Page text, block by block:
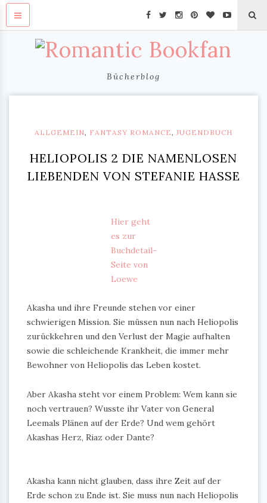
Bücherblog
ALLGEMEIN, FANTASY ROMANCE, JUGENDBUCH
HELIOPOLIS 2 DIE NAMENLOSEN
LIEBENDEN VON STEFANIE HASSE
Hier geht
es zur
Buchdetail-
Seite von
Loewe
Akasha und ihre Freunde stehen vor einer
schwierigen Mission. Sie müssen nun nach Heliopolis
zurückkehren und den Verlust der Magie aufhalten
sowie die schleichende Krankheit, die immer mehr
Bewohner von Heliopolis das Leben kostet.
Aber Akasha steht vor einem Problem: Wem kann sie
noch vertrauen? Wusste ihr Vater von General
Leemals Plänen auf der Erde? Und wem gehört
Akashas Herz, Riaz oder Dante?
Akasha kann nicht glauben, dass ihre Zeit auf der
Erde schon zu Ende ist. Sie muss nun nach Heliopolis